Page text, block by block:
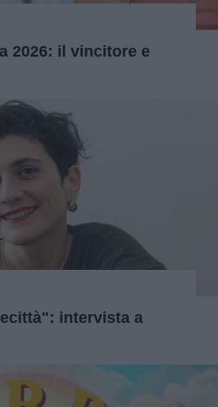
2026: il vincitore e
intervista a